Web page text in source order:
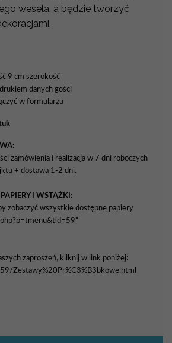
wesela, a będzie tworzyć
9 cm szerokość
danych gości
w formularzu
zamówienia i realizacja w 7 dni roboczych
+ dostawa 1-2 dni.
I WSTĄŻKI:
zobaczyć wszystkie dostępne papiery
zaproszeń, kliknij w link poniżej:
Zestawy%20Pr%C3%B3bkowe.html